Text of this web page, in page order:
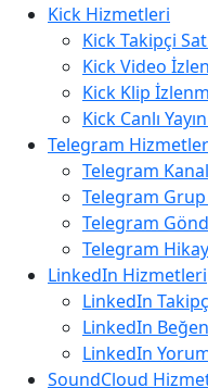
Kick Hizmetleri
Kick Takipçi
Kick Video
Kick Klip
Kick Canlı
Telegram
Telegram
Telegram Grup
Telegram
Telegram
LinkedIn Hizmetleri
LinkedIn
LinkedIn
LinkedIn
SoundCloud